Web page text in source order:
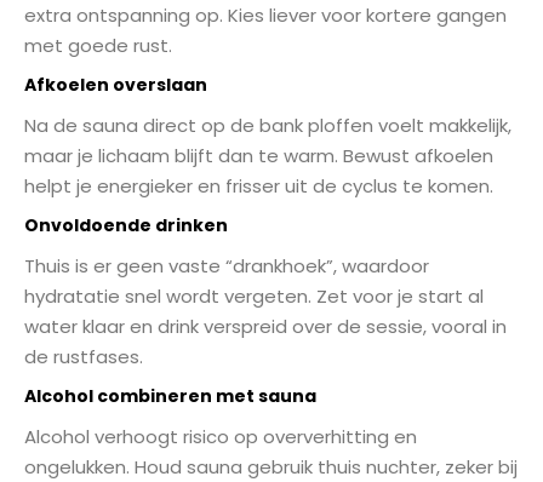
extra ontspanning op. Kies liever voor kortere gangen
met goede rust.
Afkoelen overslaan
Na de sauna direct op de bank ploffen voelt makkelijk,
maar je lichaam blijft dan te warm. Bewust afkoelen
helpt je energieker en frisser uit de cyclus te komen.
Onvoldoende drinken
Thuis is er geen vaste “drankhoek”, waardoor
hydratatie snel wordt vergeten. Zet voor je start al
water klaar en drink verspreid over de sessie, vooral in
de rustfases.
Alcohol combineren met sauna
Alcohol verhoogt risico op oververhitting en
ongelukken. Houd sauna gebruik thuis nuchter, zeker bij